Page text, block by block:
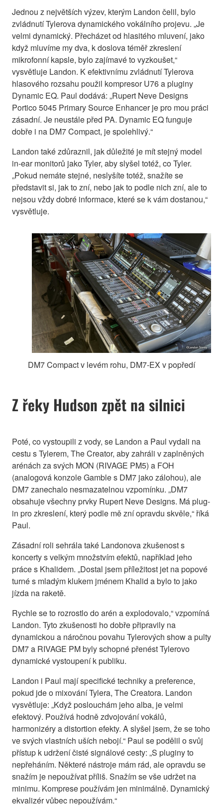
Jednou z největších výzev, kterým Landon čelil, bylo
zvládnutí Tylerova dynamického vokálního projevu. „Je
velmi dynamický. Přecházet od hlasitého mluvení, jako
když mluvíme my dva, k doslova téměř zkreslení
mikrofonní kapsle, bylo zajímavé to vyzkoušet,“
vysvětluje Landon. K efektivnímu zvládnutí Tylerova
hlasového rozsahu použil kompresor U76 a pluginy
Dynamic EQ. Paul dodává: „Rupert Neve Designs
Portico 5045 Primary Source Enhancer je pro mou práci
zásadní. Je neustále před PA. Dynamic EQ funguje
dobře i na DM7 Compact, je spolehlivý.“
Landon také zdůraznil, jak důležité je mít stejný model
in-ear monitorů jako Tyler, aby slyšel totéž, co Tyler.
„Pokud nemáte stejné, neslyšíte totéž, snažíte se
představit si, jak to zní, nebo jak to podle nich zní, ale to
nejsou vždy dobré informace, které se k vám dostanou,“
vysvětluje.
DM7 Compact v levém rohu, DM7-EX v popředí
Z řeky Hudson zpět na silnici
Poté, co vystoupili z vody, se Landon a Paul vydali na
cestu s Tylerem, The Creator, aby zahráli v zaplněných
arénách za svých MON (RIVAGE PM5) a FOH
(analogová konzole Gamble s DM7 jako zálohou), ale
DM7 zanechalo nesmazatelnou vzpomínku. „DM7
obsahuje všechny prvky Rupert Neve Designs. Má plug-
in pro zkreslení, který podle mě zní opravdu skvěle,“ říká
Paul.
Zásadní roli sehrála také Landonova zkušenost s
koncerty s velkým množstvím efektů, například jeho
práce s Khalidem. „Dostal jsem příležitost jet na popové
turné s mladým klukem jménem Khalid a bylo to jako
jízda na raketě.
Rychle se to rozrostlo do arén a explodovalo,“ vzpomíná
Landon. Tyto zkušenosti ho dobře připravily na
dynamickou a náročnou povahu Tylerových show a pulty
DM7 a RIVAGE PM byly schopné přenést Tylerovo
dynamické vystoupení k publiku.
Landon i Paul mají specifické techniky a preference,
pokud jde o mixování Tylera, The Creatora. Landon
vysvětluje: „Když poslouchám jeho alba, je velmi
efektový. Používá hodně zdvojování vokálů,
harmonizéry a distortion efekty. A slyšel jsem, že se toho
ve svých vlastních uších nebojí.“ Paul se podělil o svůj
přístup k udržení čisté signálové cesty: „S pluginy to
nepřeháním. Některé nástroje mám rád, ale opravdu se
snažím je nepoužívat příliš. Snažím se vše udržet na
minimu. Komprese používám jen minimálně. Dynamický
ekvalizér vůbec nepoužívám.“